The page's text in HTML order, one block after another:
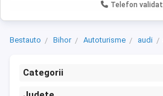
Telefon validat
Bestauto Bihor Autoturisme audi
Categorii